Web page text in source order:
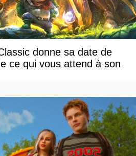
donne sa date de
ce qui vous attend à son